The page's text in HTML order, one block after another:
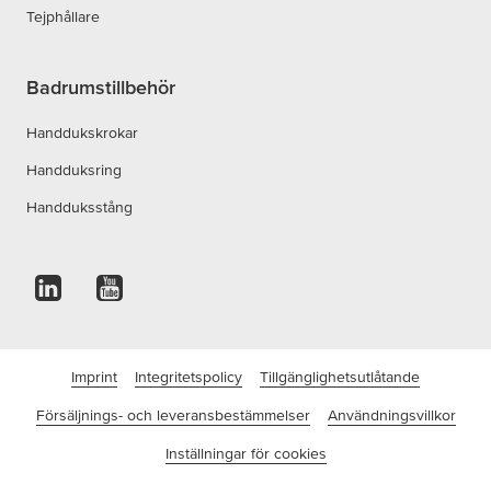
Tejphållare
Badrumstillbehör
Handdukskrokar
Handduksring
Handduksstång
Imprint Integritetspolicy Tillgänglighetsutlåtande
Försäljnings- och leveransbestämmelser Användningsvillkor
Inställningar för cookies